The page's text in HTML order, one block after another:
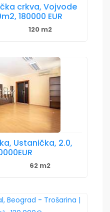
crkva, Vojvode
180000 EUR
120 m2
Ustanička, 2.0,
62 m2